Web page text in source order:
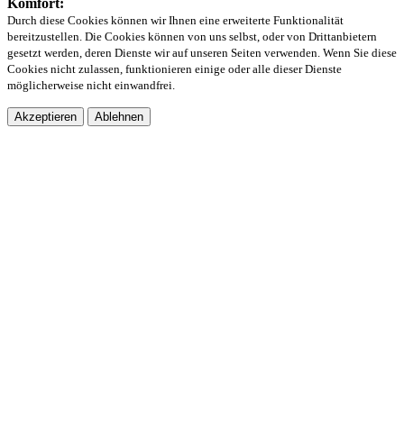
Komfort:
Durch diese Cookies können wir Ihnen eine erweiterte Funktionalität
bereitzustellen. Die Cookies können von uns selbst, oder von Drittanbietern
gesetzt werden, deren Dienste wir auf unseren Seiten verwenden. Wenn Sie diese
Cookies nicht zulassen, funktionieren einige oder alle dieser Dienste
möglicherweise nicht einwandfrei.
Akzeptieren Ablehnen